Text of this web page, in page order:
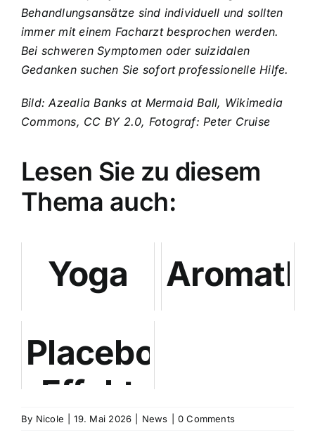
Behandlungsansätze sind individuell und sollten
immer mit einem Facharzt besprochen werden.
Bei schweren Symptomen oder suizidalen
Gedanken suchen Sie sofort professionelle Hilfe.
Bild: Azealia Banks at Mermaid Ball, Wikimedia
Commons, CC BY 2.0, Fotograf: Peter Cruise
Lesen Sie zu diesem
Thema auch:
Yoga
PMS-
Stimmungstiefs:
Placebo-
Effekt
By Nicole 19. Mai 2026 News 0 Comments